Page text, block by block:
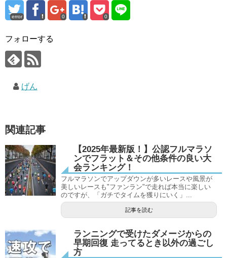
error 0 0
フォローする
げん
関連記事
【2025年最新版！】公認フルマラソ
ンでフラット＆その他条件の良い大
会ランキング！
フルマラソンでアップダウンが多いレースや風景が
美しいレースも"ファンラン"で走れば本当に楽しい
のですが、「ガチでタイムを獲りにいく」...
記事を読む
ランニングで受けたダメージからの
早期回復 走ってるとき以外の過ごし
方